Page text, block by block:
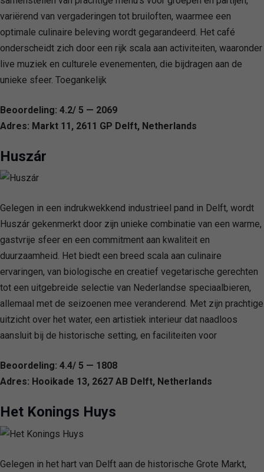
variërend van vergaderingen tot bruiloften, waarmee een
optimale culinaire beleving wordt gegarandeerd. Het café
onderscheidt zich door een rijk scala aan activiteiten, waaronder
live muziek en culturele evenementen, die bijdragen aan de
unieke sfeer. Toegankelijk
Beoordeling: 4.2/ 5 — 2069
Adres: Markt 11, 2611 GP Delft, Netherlands
Huszár
Gelegen in een indrukwekkend industrieel pand in Delft, wordt
Huszár gekenmerkt door zijn unieke combinatie van een warme,
gastvrije sfeer en een commitment aan kwaliteit en
duurzaamheid. Het biedt een breed scala aan culinaire
ervaringen, van biologische en creatief vegetarische gerechten
tot een uitgebreide selectie van Nederlandse speciaalbieren,
allemaal met de seizoenen mee veranderend. Met zijn prachtige
uitzicht over het water, een artistiek interieur dat naadloos
aansluit bij de historische setting, en faciliteiten voor
Beoordeling: 4.4/ 5 — 1808
Adres: Hooikade 13, 2627 AB Delft, Netherlands
Het Konings Huys
Gelegen in het hart van Delft aan de historische Grote Markt,